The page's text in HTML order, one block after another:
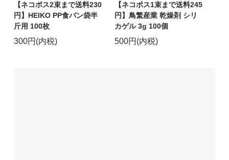
【ネコポス2束まで送料230
円】HEIKO PP食パン袋半
斤用 100枚
300円(内税)
【ネコポス1束まで送料245
円】鳥繁産業 乾燥剤 シリ
カゲル 3g 100個
500円(内税)